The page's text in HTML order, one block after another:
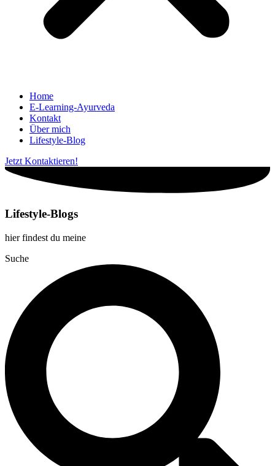
Home
E-Learning-Ayurveda
Kontakt
Über mich
Lifestyle-Blog
Jetzt Kontaktieren!
Lifestyle-Blogs
hier findest du meine
Suche